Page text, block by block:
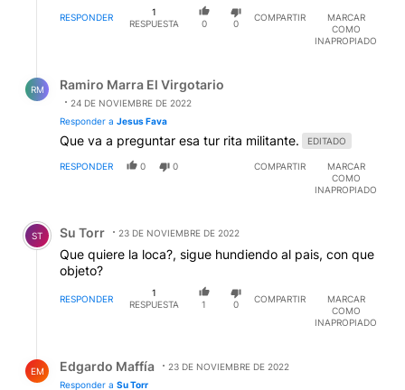
RESPONDER
1
RESPUESTA
0 0
COMPARTIR
MARCAR
COMO
INAPROPIADO
RM Ramiro Marra El Virgotario
24 DE NOVIEMBRE DE 2022
Responder a Jesus Fava
Que va a preguntar esa tur rita militante. EDITADO
RESPONDER 0 0 COMPARTIR
MARCAR
COMO
INAPROPIADO
Comentario de Su Torr.
ST Su Torr 23 DE NOVIEMBRE DE 2022
Que quiere la loca?, sigue hundiendo al pais, con que
objeto?
RESPONDER
1
RESPUESTA
1 0
COMPARTIR
MARCAR
COMO
INAPROPIADO
EM Edgardo Maffía
23 DE NOVIEMBRE DE 2022
Responder a Su Torr